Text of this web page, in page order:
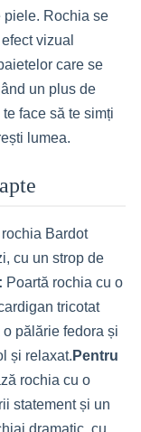
piele. Rochia se
vizual
care se
un plus de
face să te simți
lumea.
Bardot
cu un strop de
Poartă rochia cu o
tricotat
pălărie fedora și
și relaxat. Pentru
rochia cu o
statement și un
dramatic, cu